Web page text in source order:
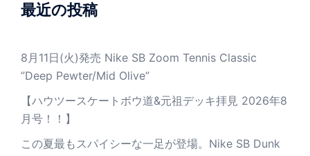
最近の投稿
8月11日(火)発売 Nike SB Zoom Tennis Classic
”Deep Pewter/Mid Olive”
【ハウツースケートボウ道&元祖デッキ拝見 2026年8
月号！！】
この夏最もスパイシーな一足が登場。Nike SB Dunk